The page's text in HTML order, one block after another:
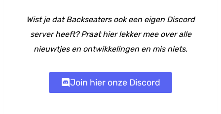
Wist je dat Backseaters ook een eigen Discord
server heeft? Praat hier lekker mee over alle
nieuwtjes en ontwikkelingen en mis niets.
Join hier onze Discord